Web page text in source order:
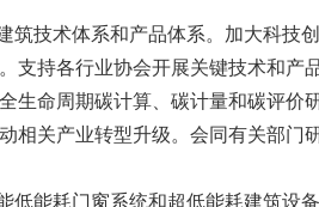
技术体系和产品体系。加大科技
持各行业协会开展关键技术和
命周期碳计算、碳计量和碳评价
关产业转型升级。会同有关部
能耗门窗系统和超低能耗建筑设